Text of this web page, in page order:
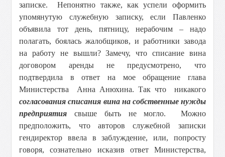
записке. Непонятно также, как успели оформить
упомянутую служебную записку, если Павленко
объявила тот день, пятницу, нерабочим – надо
полагать, боялась жалобщиков, и работники завода
на работу не вышли? Замечу, что списание вина
договором аренды не предусмотрено, что
подтвердила в ответ на мое обращение глава
Министерства Анна Анюхина. Так что никакого
согласования списания вина на собственные нужды
предприятия свыше быть не могло. Можно
предположить, что авторов служебной записки
гендиректор ввела в заблуждение, или, попросту
говоря, сознательно исказив ответ Министерства,